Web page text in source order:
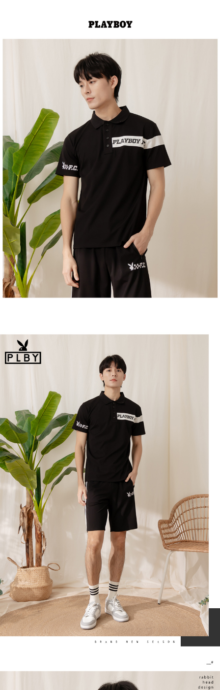
1.本服務係由「台灣大哥大股份有限公司」（以下簡稱本公司）所提供，讓
用戶於交易時，得透過本服務購買商品或服務，並由商店將買賣／分期付款
買賣價金債權讓與本公司後，依約使用本公司帳單繳交帳款。
2.基於同意付款使用「大哥付你分期」之契約關係目的，商店將以您的個人
資料（包含姓名、電話或地址）提供予台灣大哥大進項蒐集、處理及利用，
由本公司與您本人進行分期帳單所需資料之確認、核對及更正。
3.完整用戶服務條款，請詳閱以下連結：https://oppay.tw/userRule
【「AFTEE先享後付」結帳流程】
１．於結帳方式選擇「AFTEE先享後付」後，將跳轉至「AFTEE先享後付」
結帳頁面，進行簡訊認證並確認金額後，即可完成結帳。
３．收到繳費通知簡訊後14天內，點擊此簡訊中的連結，可透過四大超商／
ATM／網路銀行／等多元方式進行付款，方視為交易完成。
※ 請注意：結帳手續完成當下不需立刻繳費，但若您需要取消訂單，請聯絡
購買商品的店家。未經商家同意取消之訂單仍視為有效，需透過AFTEE先享
※ 交易是否成功請以「AFTEE先享後付 」之結帳頁面顯示為準，若有關於
是否繳費成功／繳費後需取消欲退款等相關疑問，請聯繫「AFTEE先享後付
客戶支援中心」https://netprotections.freshdesk.com/support/home
【注意事項】
１．透過由恩沛科技股份有限公司提供之「AFTEE先享後付」服務完成之交
易，需依本服務之必要範圍內提供個人資料，並將交易相關給付款項請求債
權轉讓予恩沛科技股份有限公司。
２．關於個人資料處理事宜，請瀏覽以下網址：
https://aftee.tw/terms/#terms3
３．未成年的使用者請事先徵得法定代理人或監護人之同意方可使用
「AFTEE先享後付」，若未經同意申辦者引起之損失，本公司不負相關責
任。
４．使用「AFTEE先享後付」時，將依據個別帳號之用戶狀況，依本公司即
時審查核予不同之上限額度；若仍有額度不足之情形，本公司將視審查結果
請求用戶進行身份認證。
５．嚴禁一人註冊多個帳號或使用他人資訊註冊。若發現惡意使用之情形，
恩沛科技股份有限公司將有權停止該用戶之使用額度並採取法律行動。
每筆NT$60，滿NT$1,500(含以上)免運費
付款後全家取貨
每筆NT$60，滿NT$1,500(含以上)免運費
每筆NT$122
7-11取貨付款
每筆NT$60，滿NT$2,000(含以上)免運費
付款後7-11取貨
每筆NT$60，滿NT$2,000(含以上)免運費
宅配
每筆NT$60，滿NT$2,000(含以上)免運費
宅配_離島
每筆NT$100